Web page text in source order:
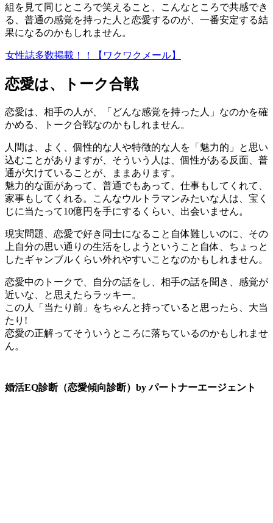
組を見て同じところで笑えること、こんなところで共感でき
る、普通の感覚を持った人と恋愛するのが、一番安定する結
果になるのかもしれません。
女性誌多数掲載！！【ワクワクメール】
恋愛は、トーク合戦
恋愛は、相手の人が、「どんな感覚を持った人」なのかを確
かめる、トーク合戦なのかもしれません。
人間は、よく、個性的な人や特徴的な人を「魅力的」と思い
込むことがありますが、そういう人は、個性がある反面、普
通が欠けていることが、ままあります。
魅力的な面があって、普通でもあって、仕事もしてくれて、
家事もしてくれる。こんなウルトラマンみたいな人は、宝く
じに当たって10億円を手にするくらい、出会いません。
現実問題、恋愛で好き同士になること自体難しいのに、その
上自分の思い通りの生活をしようということ自体、ちょっと
したギャンブルくらい外れやすいことなのかもしれません。
恋愛中のトークで、自分の話をし、相手の話を聞き、感覚が
近いな、と思えたらラッキー。
この人「当たり前」をちゃんと持っていると思ったら、大当
たり!
恋愛の正解ってそういうところに落ちているのかもしれませ
ん。
婚活EQ診断（恋愛傾向診断）by パートナーエージェント